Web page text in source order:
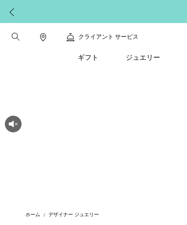
クライアント サービス
ギフト ジュエリー
ホーム デザイナー ジュエリー